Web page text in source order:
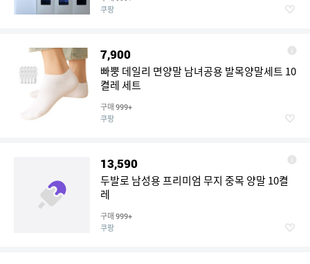
쿠팡
7,900
빠뿡 데일리 면양말 남녀공용 발목양말세트 10
켤레 세트
구매 999+
쿠팡
13,590
두발로 남성용 프리미엄 무지 중목 양말 10켤
레
구매 999+
쿠팡